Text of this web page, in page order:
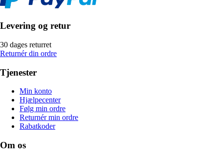
Levering og retur
30 dages returret
Returnér din ordre
Tjenester
Min konto
Hjælpecenter
Følg min ordre
Returnér min ordre
Rabatkoder
Om os